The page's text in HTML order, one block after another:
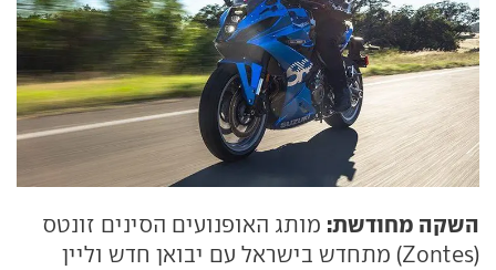
השקה מחודשת: מותג האופנועים הסינים זונטס
(Zontes) מתחדש בישראל עם יבואן חדש וליין